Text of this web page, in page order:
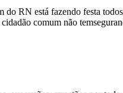
RN está fazendo festa
comum não